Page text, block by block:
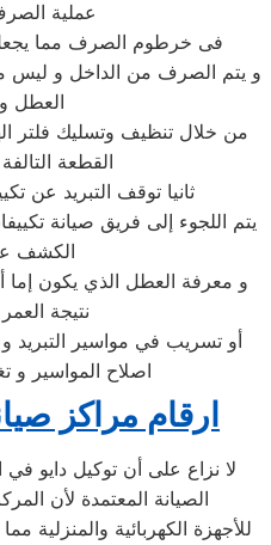
عملية
فى خرطوم الصرف مما يجعل
و يتم الصرف من الداخل و ليس
العطل
من خلال تنظيف وتسليك فلتر
القطعة
ثانيا توقف التبريد عن
يتم اللجوء إلى فريق صيانة
الكشف
و معرفة العطل الذي يكون إما
نتيجة
أو تسريب في مواسير التبريد
اصلاح المواسير و
ارقام مراكز
لا نزاع على أن توكيل دايو
الصيانة المعتمدة لأن
للأجهزة الكهربائية والمنزلية